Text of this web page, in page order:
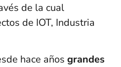
de la cual
de IOT, Industria
hace años grandes